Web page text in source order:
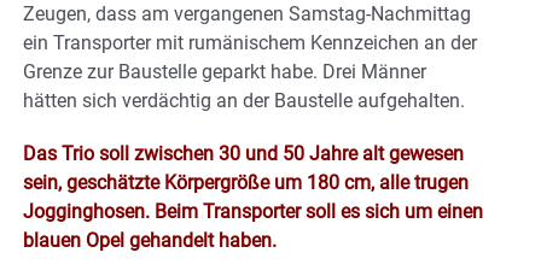
Zeugen, dass am vergangenen Samstag-Nachmittag
ein Transporter mit rumänischem Kennzeichen an der
Grenze zur Baustelle geparkt habe. Drei Männer
hätten sich verdächtig an der Baustelle aufgehalten.
Das Trio soll zwischen 30 und 50 Jahre alt gewesen
sein, geschätzte Körpergröße um 180 cm, alle trugen
Jogginghosen. Beim Transporter soll es sich um einen
blauen Opel gehandelt haben.